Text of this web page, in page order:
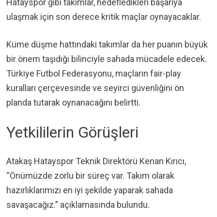
ulaşmak için son derece kritik maçlar oynayacaklar.
Küme düşme hattındaki takımlar da her puanın büyük
bir önem taşıdığı bilinciyle sahada mücadele edecek.
Türkiye Futbol Federasyonu, maçların fair-play
kuralları çerçevesinde ve seyirci güvenliğini ön
planda tutarak oynanacağını belirtti.
Yetkililerin Görüşleri
Atakaş Hatayspor Teknik Direktörü Kenan Kırıcı,
“Önümüzde zorlu bir süreç var. Takım olarak
hazırlıklarımızı en iyi şekilde yaparak sahada
savaşacağız.” açıklamasında bulundu.